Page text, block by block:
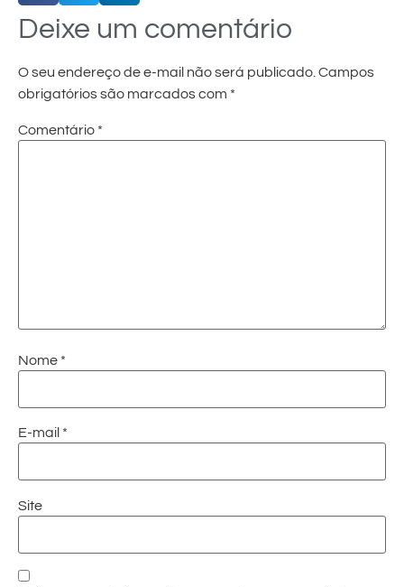
Deixe um comentário
O seu endereço de e-mail não será publicado. Campos
obrigatórios são marcados com *
Comentário *
Nome *
E-mail *
Site